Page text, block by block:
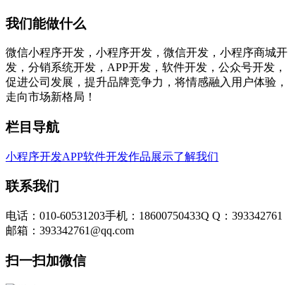
我们能做什么
微信小程序开发，小程序开发，微信开发，小程序商城开
发，分销系统开发，APP开发，软件开发，公众号开发，
促进公司发展，提升品牌竞争力，将情感融入用户体验，
走向市场新格局！
栏目导航
小程序开发APP软件开发作品展示了解我们
联系我们
电话：010-60531203手机：18600750433Q Q：393342761
邮箱：393342761@qq.com
扫一扫加微信